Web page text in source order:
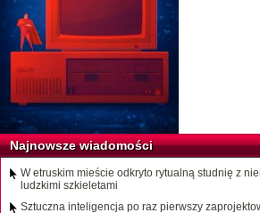
Najnowsze wiadomości
W etruskim mieście odkryto rytualną studnię z
ludzkimi szkieletami
Sztuczna inteligencja po raz pierwszy